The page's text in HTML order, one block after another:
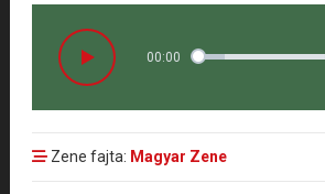
00:00
Zene fajta: Magyar Zene